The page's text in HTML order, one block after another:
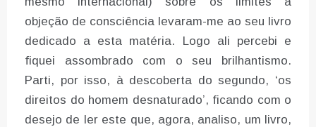
objeção de consciência levaram-me ao seu livro
dedicado a esta matéria. Logo ali percebi e
fiquei assombrado com o seu brilhantismo.
Parti, por isso, à descoberta do segundo, ‘os
direitos do homem desnaturado’, ficando com o
desejo de ler este que, agora, analiso, um livro,